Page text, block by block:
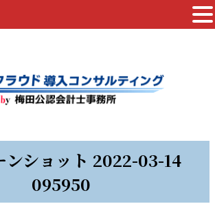
ンショット 2022-03-14
095950